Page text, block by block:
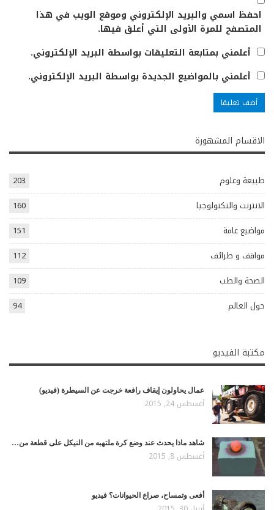
احفظ اسمي والبريد الإلكتروني وموقع الويب في هذا
المتصفح للمرة الأولى التي أعلق فيها.
أعلمني بمتابعة التعليقات بواسطة البريد الإلكتروني.
أعلمني بالمواضيع الجديدة بواسطة البريد الإلكتروني.
الاقسام المشهورة
طبيعة وعلوم
203
الانترنت والتكنولوجيا
160
مواضيع عامة
151
مواقف و طرائف
112
الصحة والطب
109
حول العالم
94
مكتبة الفيديو
عمال يحاولون إيقاف رافعة خرجت عن السيطرة (فيديو)
أغسطس 24, 2015
شاهد ماذا يحدث عند وضع كرة ملتهبه من النيكل على قطعة من…
أغسطس 8, 2015
أفعى وتمساح، صراع الحيوانات؟ فيديو